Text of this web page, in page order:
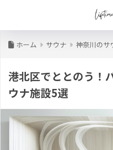
ホーム サウナ 神奈川のサ
港北区でととのう！
ウナ施設5選